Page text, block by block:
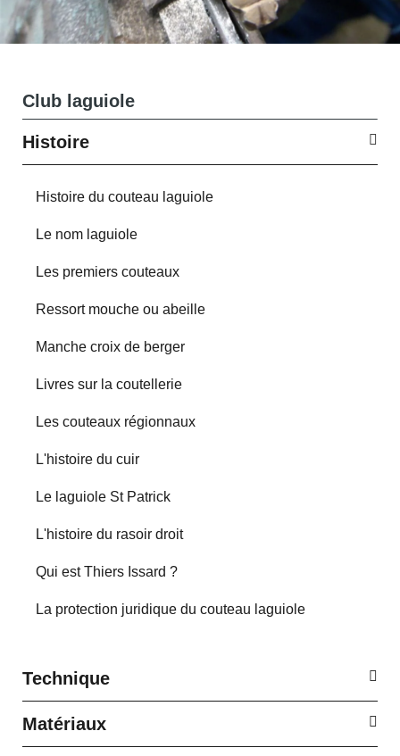
Club laguiole
Histoire
Histoire du couteau laguiole
Le nom laguiole
Les premiers couteaux
Ressort mouche ou abeille
Manche croix de berger
Livres sur la coutellerie
Les couteaux régionnaux
L'histoire du cuir
Le laguiole St Patrick
L'histoire du rasoir droit
Qui est Thiers Issard ?
La protection juridique du couteau laguiole
Technique
Matériaux